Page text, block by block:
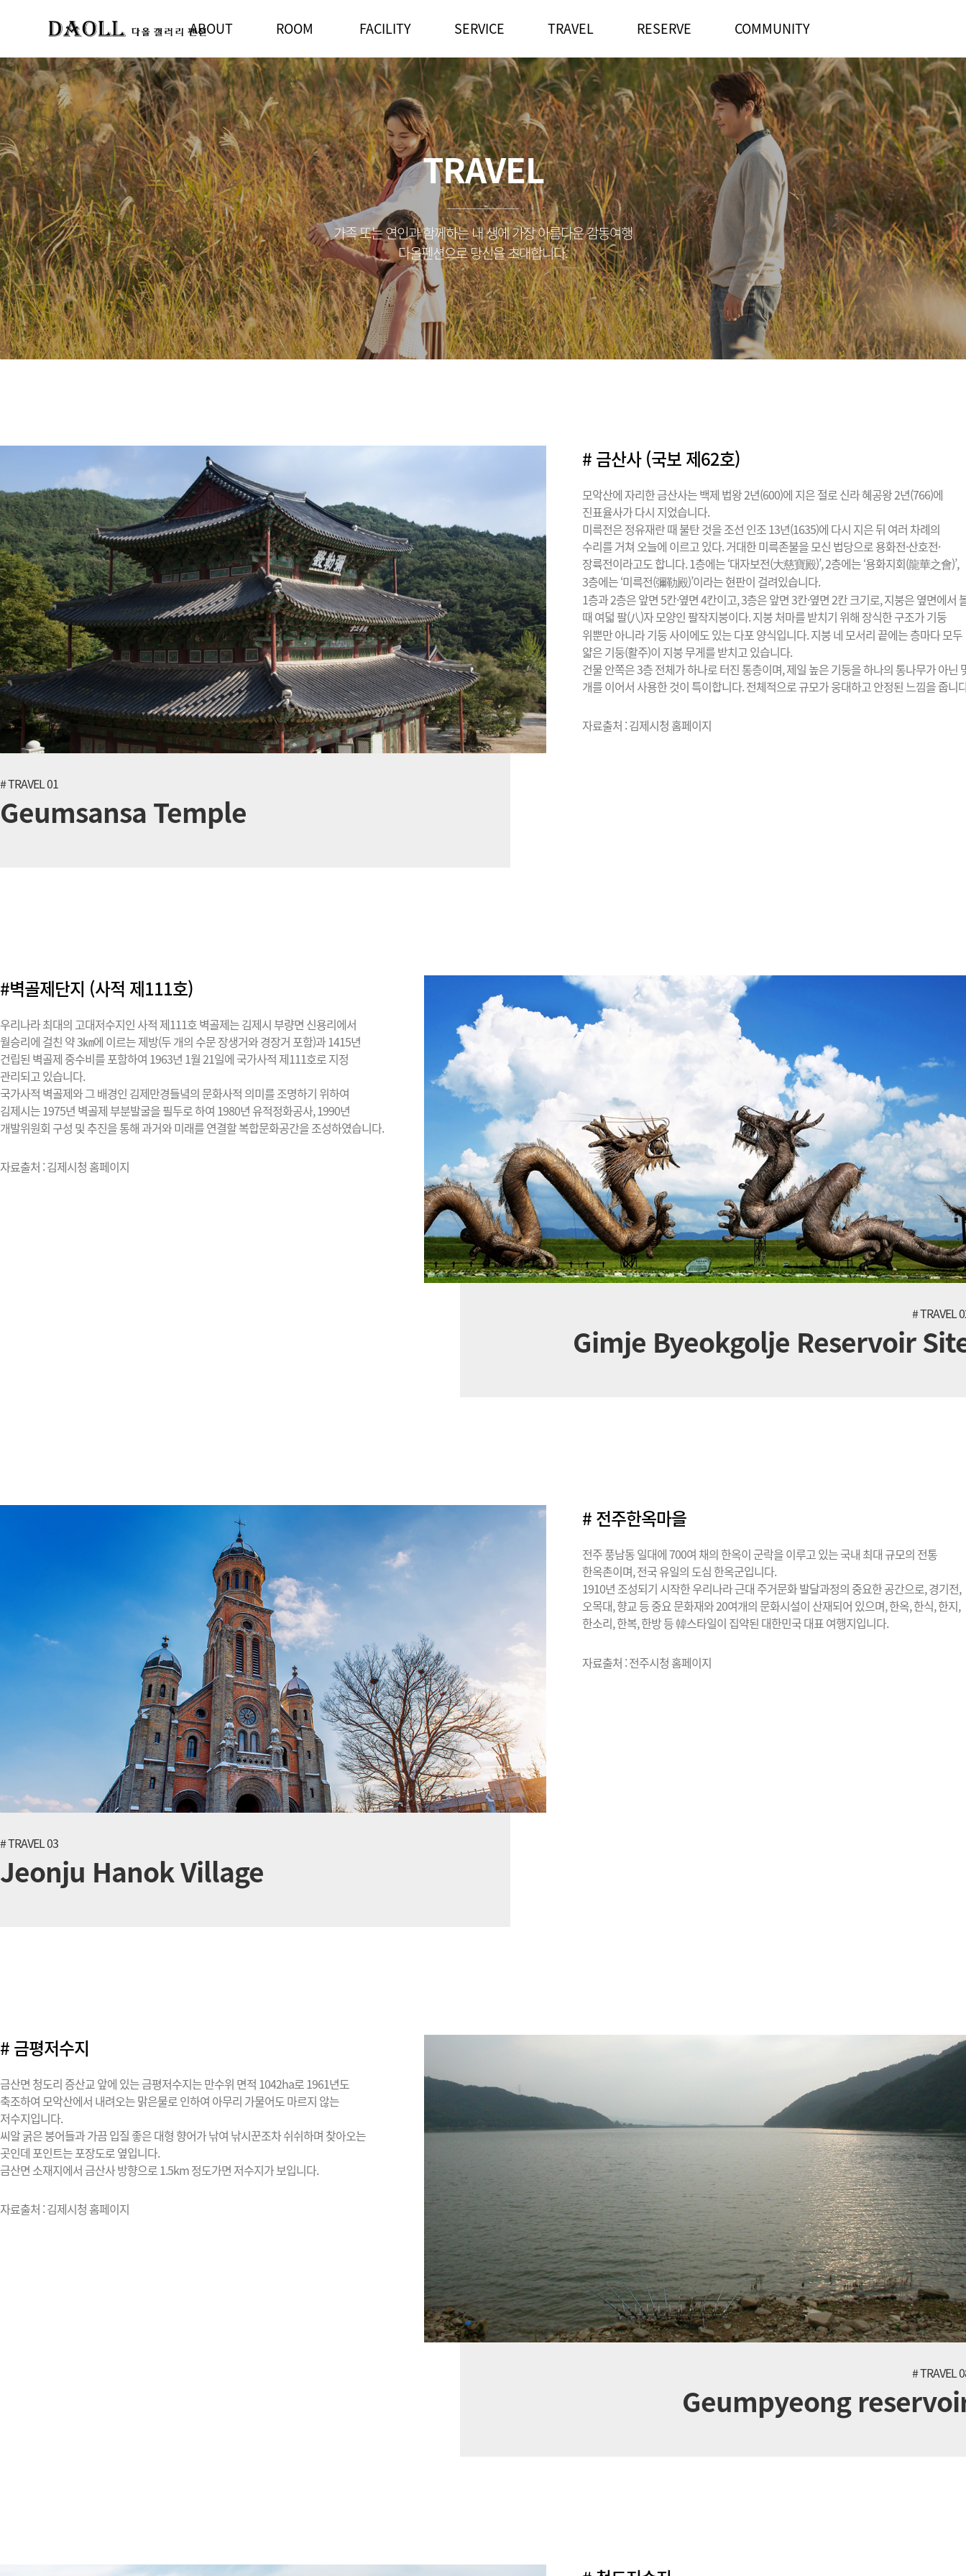
ABOUT ROOM FACILITY SERVICE TRAVEL RESERVE COMMUNITY
TRAVEL
가족 또는 연인과 함께하는 내 생에 가장 아름다운 감동여행
다올펜션으로 당신을 초대합니다.
# TRAVEL 01
Geumsansa Temple
# 금산사 (국보 제62호)
모악산에 자리한 금산사는 백제 법왕 2년(600)에 지은 절로 신라 혜공왕 2년(766)에
진표율사가 다시 지었습니다.
미륵전은 정유재란 때 불탄 것을 조선 인조 13년(1635)에 다시 지은 뒤 여러 차례의
수리를 거쳐 오늘에 이르고 있다. 거대한 미륵존불을 모신 법당으로 용화전·산호전·
장륙전이라고도 합니다. 1층에는 ‘대자보전(大慈寶殿)’, 2층에는 ‘용화지회(龍華之會)’,
3층에는 ‘미륵전(彌勒殿)’이라는 현판이 걸려있습니다.
1층과 2층은 앞면 5칸·옆면 4칸이고, 3층은 앞면 3칸·옆면 2칸 크기로, 지붕은 옆면에서
때 여덟 팔(八)자 모양인 팔작지붕이다. 지붕 처마를 받치기 위해 장식한 구조가 기둥
위뿐만 아니라 기둥 사이에도 있는 다포 양식입니다. 지붕 네 모서리 끝에는 층마다 모두
얇은 기둥(활주)이 지붕 무게를 받치고 있습니다.
건물 안쪽은 3층 전체가 하나로 터진 통층이며, 제일 높은 기둥을 하나의 통나무가 아닌
개를 이어서 사용한 것이 특이합니다. 전체적으로 규모가 웅대하고 안정된 느낌을 줍니
자료출처 : 김제시청 홈페이지
# TRAVEL
Gimje Byeokgolje Reservoir
#벽골제단지 (사적 제111호)
우리나라 최대의 고대저수지인 사적 제111호 벽골제는 김제시 부량면 신용리에서
월승리에 걸친 약 3㎞에 이르는 제방(두 개의 수문 장생거와 경장거 포함)과 1415년
건립된 벽골제 중수비를 포함하여 1963년 1월 21일에 국가사적 제111호로 지정
관리되고 있습니다.
국가사적 벽골제와 그 배경인 김제만경들녘의 문화사적 의미를 조명하기 위하여
김제시는 1975년 벽골제 부분발굴을 필두로 하여 1980년 유적정화공사, 1990년
개발위원회 구성 및 추진을 통해 과거와 미래를 연결할 복합문화공간을 조성하였습니다.
자료출처 : 김제시청 홈페이지
# TRAVEL 03
Jeonju Hanok Village
# 전주한옥마을
전주 풍남동 일대에 700여 채의 한옥이 군락을 이루고 있는 국내 최대 규모의 전통
한옥촌이며, 전국 유일의 도심 한옥군입니다.
1910년 조성되기 시작한 우리나라 근대 주거문화 발달과정의 중요한 공간으로, 경기전,
오목대, 향교 등 중요 문화재와 20여개의 문화시설이 산재되어 있으며, 한옥, 한식, 한지,
한소리, 한복, 한방 등 韓스타일이 집약된 대한민국 대표 여행지입니다.
자료출처 : 전주시청 홈페이지
# TRAVEL
Geumpyeong
# 금평저수지
금산면 청도리 증산교 앞에 있는 금평저수지는 만수위 면적 1042ha로 1961년도
축조하여 모악산에서 내려오는 맑은물로 인하여 아무리 가물어도 마르지 않는
저수지입니다.
씨알 굵은 붕어들과 가끔 입질 좋은 대형 향어가 낚여 낚시꾼조차 쉬쉬하며 찾아오는
곳인데 포인트는 포장도로 옆입니다.
금산면 소재지에서 금산사 방향으로 1.5km 정도가면 저수지가 보입니다.
자료출처 : 김제시청 홈페이지